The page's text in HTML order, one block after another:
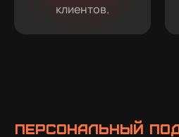
клиентов.
Персональный